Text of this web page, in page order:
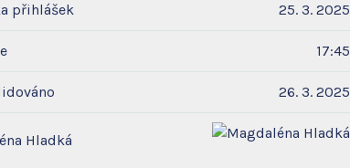
přihlášek 25. 3. 2025
17:45
26. 3. 2025
Hladká